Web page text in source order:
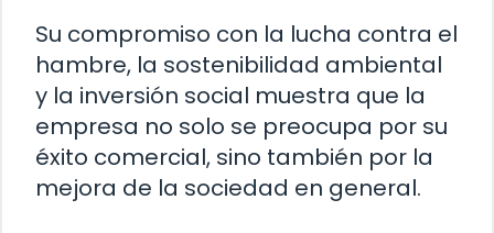
Su compromiso con la lucha contra el
hambre, la sostenibilidad ambiental
y la inversión social muestra que la
empresa no solo se preocupa por su
éxito comercial, sino también por la
mejora de la sociedad en general.